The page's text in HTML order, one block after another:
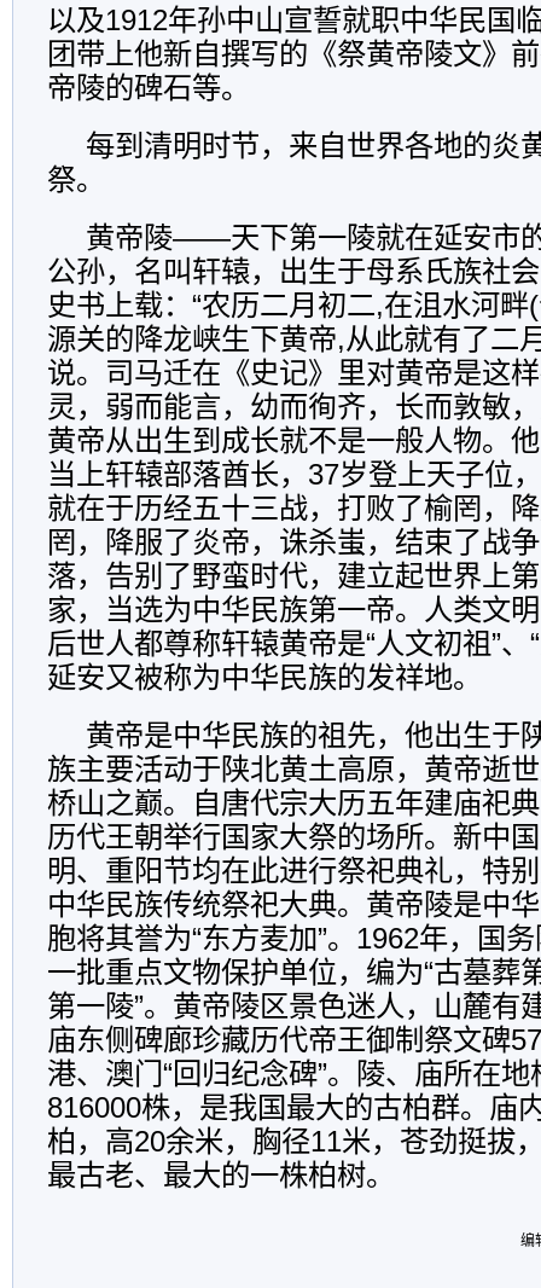
以及1912年孙中山宣誓就职中华民国
团带上他新自撰写的《祭黄帝陵文》
帝陵的碑石等。
每到清明时节，来自世界各地的炎
祭。
黄帝陵——天下第一陵就在延安市
公孙，名叫轩辕，出生于母系氏族社
史书上载：“农历二月初二,在沮水河
源关的降龙峡生下黄帝,从此就有了二
说。司马迁在《史记》里对黄帝是这
灵，弱而能言，幼而徇齐，长而敦敏
黄帝从出生到成长就不是一般人物。
当上轩辕部落酋长，37岁登上天子位
就在于历经五十三战，打败了榆罔，
罔，降服了炎帝，诛杀蚩，结束了战
落，告别了野蛮时代，建立起世界上
家，当选为中华民族第一帝。人类文
后世人都尊称轩辕黄帝是“人文初祖”、
延安又被称为中华民族的发祥地。
黄帝是中华民族的祖先，他出生于
族主要活动于陕北黄土高原，黄帝逝
桥山之巅。自唐代宗大历五年建庙祀
历代王朝举行国家大祭的场所。新中
明、重阳节均在此进行祭祀典礼，特
中华民族传统祭祀大典。黄帝陵是中
胞将其誉为“东方麦加”。1962年，国
一批重点文物保护单位，编为“古墓葬
第一陵”。黄帝陵区景色迷人，山麓有
庙东侧碑廊珍藏历代帝王御制祭文碑
港、澳门“回归纪念碑”。陵、庙所在
816000株，是我国最大的古柏群。庙
柏，高20余米，胸径11米，苍劲挺拔
最古老、最大的一株柏树。
编